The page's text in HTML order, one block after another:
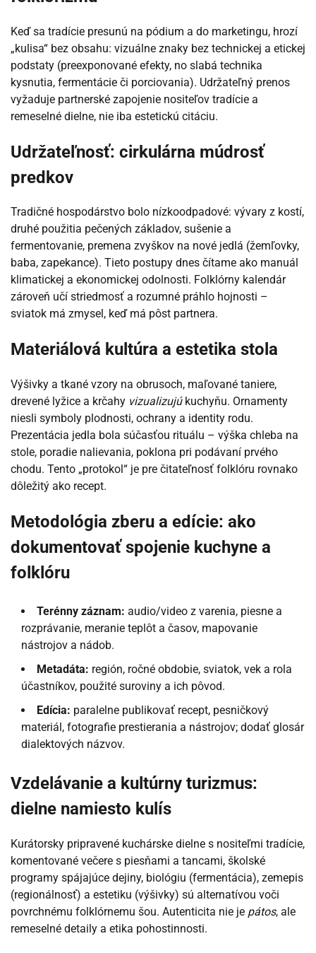
Keď sa tradície presunú na pódium a do marketingu, hrozí
„kulisa“ bez obsahu: vizuálne znaky bez technickej a etickej
podstaty (preexponované efekty, no slabá technika
kysnutia, fermentácie či porciovania). Udržateľný prenos
vyžaduje partnerské zapojenie nositeľov tradície a
remeselné dielne, nie iba estetickú citáciu.
Udržateľnosť: cirkulárna múdrosť
predkov
Tradičné hospodárstvo bolo nízkoodpadové: vývary z kostí,
druhé použitia pečených základov, sušenie a
fermentovanie, premena zvyškov na nové jedlá (žemľovky,
baba, zapekance). Tieto postupy dnes čítame ako manuál
klimatickej a ekonomickej odolnosti. Folklórny kalendár
zároveň učí striedmosť a rozumné práhlo hojnosti –
sviatok má zmysel, keď má pôst partnera.
Materiálová kultúra a estetika stola
Výšivky a tkané vzory na obrusoch, maľované taniere,
drevené lyžice a krčahy vizualizujúkuchyňu. Ornamenty
niesli symboly plodnosti, ochrany a identity rodu.
Prezentácia jedla bola súčasťou rituálu – výška chleba na
stole, poradie nalievania, poklona pri podávaní prvého
chodu. Tento „protokol“ je pre čitateľnosť folklóru rovnako
dôležitý ako recept.
Metodológia zberu a edície: ako
dokumentovať spojenie kuchyne a
folklóru
Terénny záznam: audio/video z varenia, piesne a
rozprávanie, meranie teplôt a časov, mapovanie
nástrojov a nádob.
Metadáta: región, ročné obdobie, sviatok, vek a rola
účastníkov, použité suroviny a ich pôvod.
Edícia: paralelne publikovať recept, pesničkový
materiál, fotografie prestierania a nástrojov; dodať glosár
dialektových názvov.
Vzdelávanie a kultúrny turizmus:
dielne namiesto kulís
Kurátorsky pripravené kuchárske dielne s nositeľmi tradície,
komentované večere s piesňami a tancami, školské
programy spájajúce dejiny, biológiu (fermentácia), zemepis
(regionálnosť) a estetiku (výšivky) sú alternatívou voči
povrchnému folklórnemu šou. Autenticita nie je pátos, ale
remeselné detaily a etika pohostinnosti.